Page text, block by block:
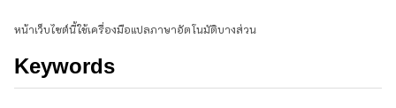
หน้าเว็บไซต์นี้ใช้เครื่องมือแปลภาษาอัตโนมัติบางส่วน
Keywords